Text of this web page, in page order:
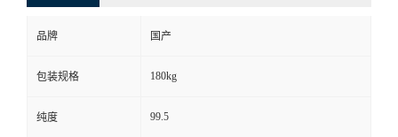
品牌 国产
包装规格 180kg
纯度 99.5